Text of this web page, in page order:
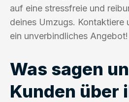
auf eine stressfreie und
deines Umzugs. Kontaktiere
ein unverbindliches Angebot!
Was sagen
Kunden über